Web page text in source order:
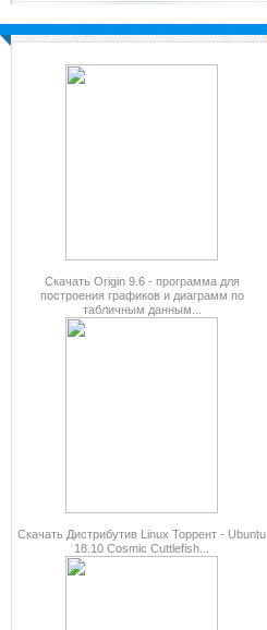
Скачать Origin 9.6 - программа для
построения графиков и диаграмм по
табличным данным...
Скачать Дистрибутив Linux Торрент - Ubuntu
18.10 Cosmic Cuttlefish...